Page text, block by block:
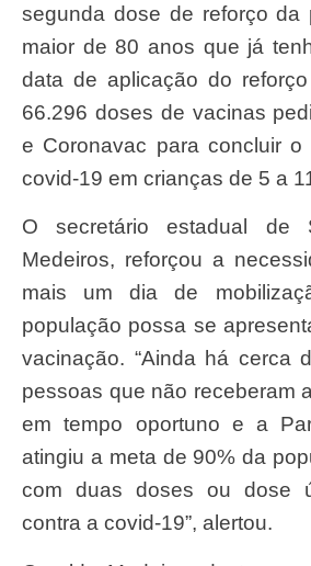
segunda dose de reforço da
maior de 80 anos que já
data de aplicação do
66.296 doses de vacinas
e Coronavac para concluir o
covid-19 em crianças de 5 a
O secretário estadual de Saúde, Geraldo
Medeiros, reforçou a
mais um dia de
população possa se
vacinação. “Ainda há cerca
pessoas que não receberam
em tempo oportuno e a
atingiu a meta de 90% da
com duas doses ou dose
contra a covid-19”, alertou.